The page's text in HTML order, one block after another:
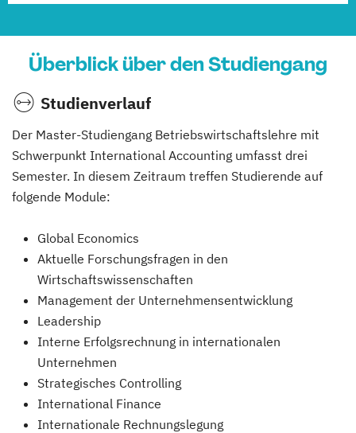
Überblick über den Studiengang
Studienverlauf
Der Master-Studiengang Betriebswirtschaftslehre mit
Schwerpunkt International Accounting umfasst drei
Semester. In diesem Zeitraum treffen Studierende auf
folgende Module:
Global Economics
Aktuelle Forschungsfragen in den
Wirtschaftswissenschaften
Management der Unternehmensentwicklung
Leadership
Interne Erfolgsrechnung in internationalen
Unternehmen
Strategisches Controlling
International Finance
Internationale Rechnungslegung